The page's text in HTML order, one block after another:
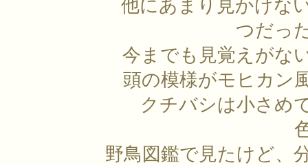
他にあまり見かけな
つだっ
今までも見覚えがな
頭の模様がモヒカン
クチバシは小さめ
野鳥図鑑で見たけど、